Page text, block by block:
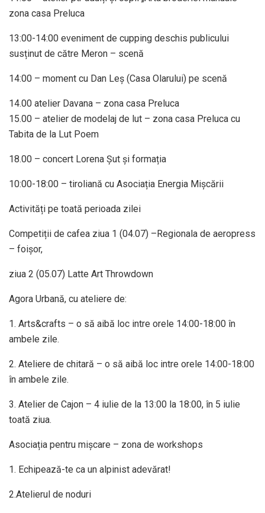
zona casa Preluca
13:00-14:00 eveniment de cupping deschis publicului
susținut de către Meron – scenă
14:00 – moment cu Dan Leș (Casa Olarului) pe scenă
14.00 atelier Davana – zona casa Preluca
15.00 – atelier de modelaj de lut – zona casa Preluca cu
Tabita de la Lut Poem
18.00 – concert Lorena Șut și formația
10:00-18:00 – tiroliană cu Asociația Energia Mișcării
Activități pe toată perioada zilei
Competiții de cafea ziua 1 (04.07) –Regionala de aeropress
– foișor,
ziua 2 (05.07) Latte Art Throwdown
Agora Urbană, cu ateliere de:
1.⁠ ⁠Arts&crafts – o să aibă loc intre orele 14:00-18:00 în
ambele zile.
2. Ateliere de chitară – o să aibă loc intre orele 14:00-18:00
în ambele zile.
3.⁠ ⁠Atelier de Cajon – 4 iulie de la 13:00 la 18:00, în 5 iulie
toată ziua.
Asociația pentru mișcare – zona de workshops
1. Echipează-te ca un alpinist adevărat!
2.Atelierul de noduri